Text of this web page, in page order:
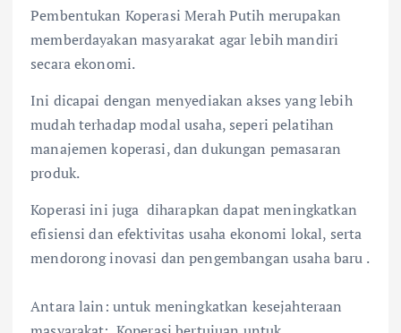
Pembentukan Koperasi Merah Putih merupakan
memberdayakan masyarakat agar lebih mandiri
secara ekonomi.
Ini dicapai dengan menyediakan akses yang lebih
mudah terhadap modal usaha, seperi pelatihan
manajemen koperasi, dan dukungan pemasaran
produk.
Koperasi ini juga diharapkan dapat meningkatkan
efisiensi dan efektivitas usaha ekonomi lokal, serta
mendorong inovasi dan pengembangan usaha baru .
Antara lain: untuk meningkatkan kesejahteraan